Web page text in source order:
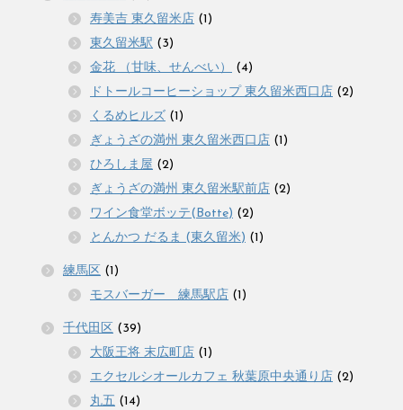
寿美吉 東久留米店 (1)
東久留米駅 (3)
金花 （甘味、せんべい）
(4)
ドトールコーヒーショップ 東久留米西口店 (2)
くるめヒルズ (1)
ぎょうざの満州 東久留米西口店 (1)
ひろしま屋 (2)
ぎょうざの満州 東久留米駅前店 (2)
ワイン食堂ボッテ(Botte) (2)
とんかつ だるま (東久留米) (1)
練馬区 (1)
モスバーガー 練馬駅店 (1)
千代田区 (39)
大阪王将 末広町店 (1)
エクセルシオールカフェ 秋葉原中央通り店 (2)
丸五 (14)